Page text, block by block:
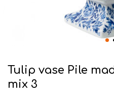
Tulip vase Pile
mix 3